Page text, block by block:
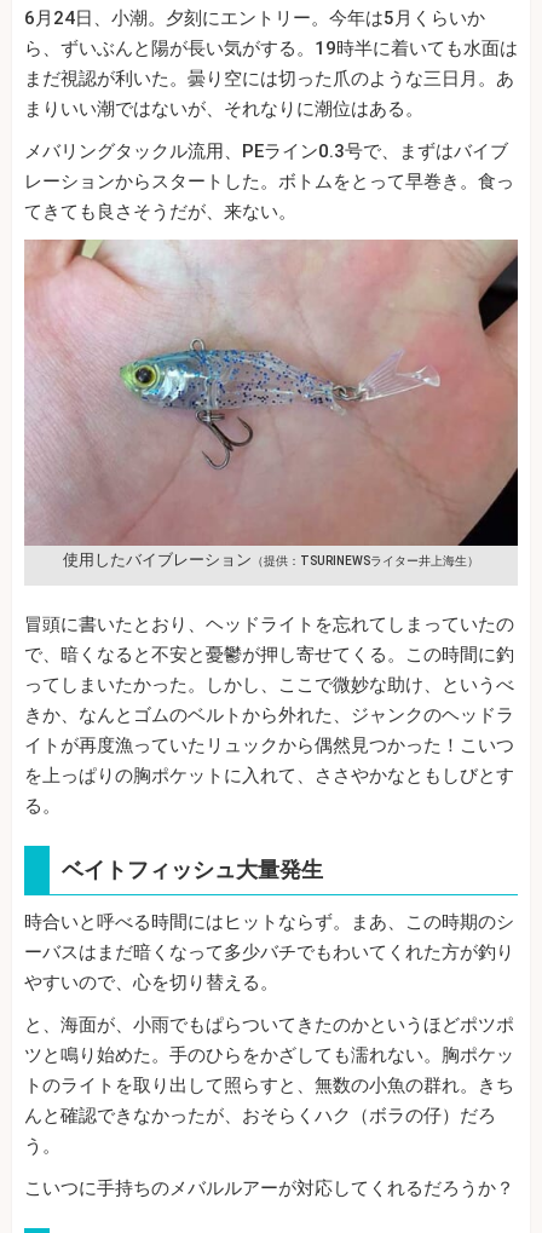
6月24日、小潮。夕刻にエントリー。今年は5月くらいか
ら、ずいぶんと陽が長い気がする。19時半に着いても水面は
まだ視認が利いた。曇り空には切った爪のような三日月。あ
まりいい潮ではないが、それなりに潮位はある。
メバリングタックル流用、PEライン0.3号で、まずはバイブ
レーションからスタートした。ボトムをとって早巻き。食っ
てきても良さそうだが、来ない。
使用したバイブレーション （提供：TSURINEWSライター井上海生）
冒頭に書いたとおり、ヘッドライトを忘れてしまっていたの
で、暗くなると不安と憂鬱が押し寄せてくる。この時間に釣
ってしまいたかった。しかし、ここで微妙な助け、というべ
きか、なんとゴムのベルトから外れた、ジャンクのヘッドラ
イトが再度漁っていたリュックから偶然見つかった！こいつ
を上っぱりの胸ポケットに入れて、ささやかなともしびとす
る。
ベイトフィッシュ大量発生
時合いと呼べる時間にはヒットならず。まあ、この時期のシ
ーバスはまだ暗くなって多少バチでもわいてくれた方が釣り
やすいので、心を切り替える。
と、海面が、小雨でもぱらついてきたのかというほどポツポ
ツと鳴り始めた。手のひらをかざしても濡れない。胸ポケッ
トのライトを取り出して照らすと、無数の小魚の群れ。きち
んと確認できなかったが、おそらくハク（ボラの仔）だろ
う。
こいつに手持ちのメバルルアーが対応してくれるだろうか？